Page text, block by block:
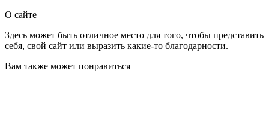
О сайте
Здесь может быть отличное место для того, чтобы представить
себя, свой сайт или выразить какие-то благодарности.
Вам также может понравиться